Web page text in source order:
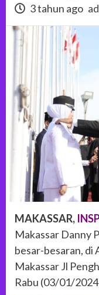
3 tahun ago
MAKASSAR,
Makassar Danny
besar-besaran, di
Makassar Jl
Rabu (03/01/